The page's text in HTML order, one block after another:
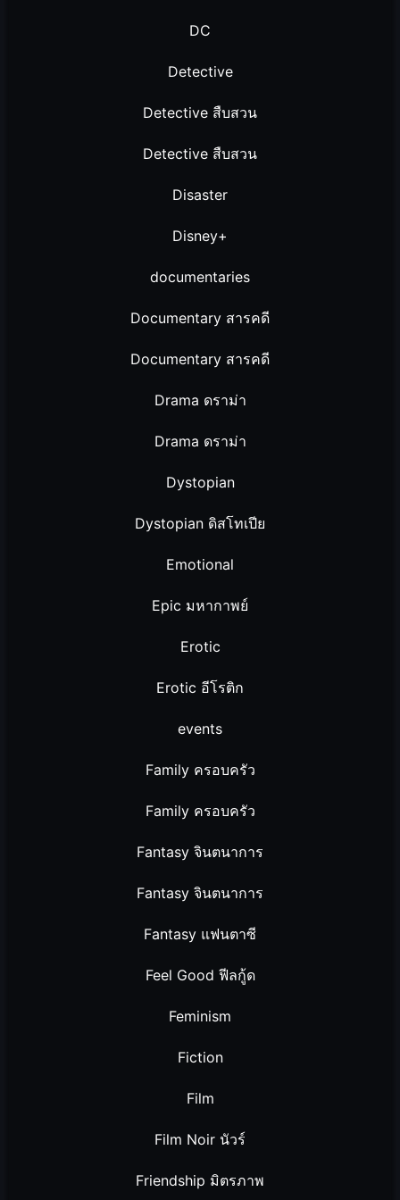
DC
Detective
Detective สืบสวน
Detective สืบสวน
Disaster
Disney+
documentaries
Documentary สารคดี
Documentary สารคดี
Drama ดราม่า
Drama ดราม่า
Dystopian
Dystopian ดิสโทเปีย
Emotional
Epic มหากาพย์
Erotic
Erotic อีโรติก
events
Family ครอบครัว
Family ครอบครัว
Fantasy จินตนาการ
Fantasy จินตนาการ
Fantasy แฟนตาซี
Feel Good ฟีลกู้ด
Feminism
Fiction
Film
Film Noir นัวร์
Friendship มิตรภาพ